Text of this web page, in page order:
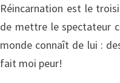
Réincarnation est le
de mettre le spectateur
monde connaît de lui :
fait moi peur!